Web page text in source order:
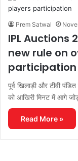
Prem Satwal
IPL Auctions
new rule on
participation
पूर्व खिलाड़ी और टीवी
को आखिरी मिनट में आगे
Read More »